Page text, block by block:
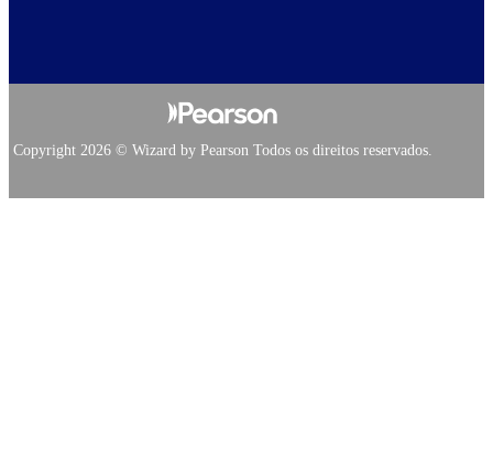
Copyright 2026 © Wizard by Pearson Todos os direitos reservados.